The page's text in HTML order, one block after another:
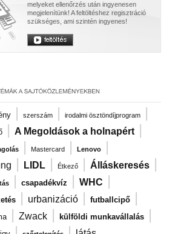
melyeket ellenőrzés után ingyenesen
megjelenítünk! A feltöltéshez regisztráció
szükséges, ami szintén ingyenes!
| szerszám | irodalmi ösztöndíjprogram |
| A Megoldások a holnapért |
| Mastercard | Lenovo |
| LIDL | Étkező | Álláskeresés |
| csapadékvíz | WHC |
| urbanizáció | futballcipő |
| Zwack | külföldi munkavállalás |